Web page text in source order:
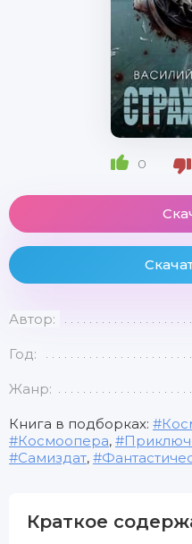
0
Автор:
Год:
Жанр:
Книга в подборках:
Космоопера,
Самиздат,
Краткое